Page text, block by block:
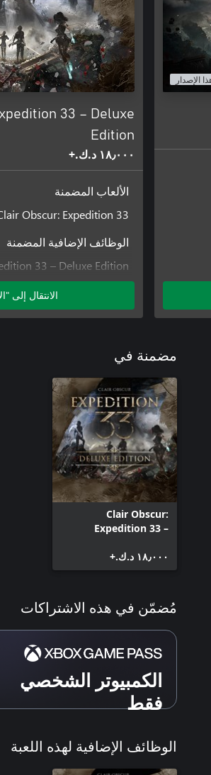
الإصدار
33 – Deluxe
Edition
١٨٫٠٠٠ د.ك.‏+
الألعاب المضمنة
Obscur: Expedition 33
الوظائف الإضافية المضمنة
33 – Deluxe Edition
Upgrade
الانتقال إلى
مضمنة في
Clair Obscur:
Expedition 33 –
١٨٫٠٠٠ د.ك.‏+
مُضمّن في هذه الاشتراكات
الكمبيوتر الشخصي
فقط
الوظائف الإضافية لهذه اللعبة